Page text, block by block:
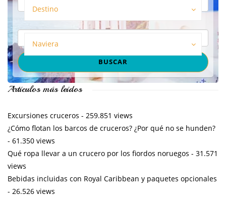
Destino
Naviera
Artículos más leídos
Excursiones cruceros - 259.851 views
¿Cómo flotan los barcos de cruceros? ¿Por qué no se hunden?
- 61.350 views
Qué ropa llevar a un crucero por los fiordos noruegos - 31.571
views
Bebidas incluidas con Royal Caribbean y paquetes opcionales
- 26.526 views